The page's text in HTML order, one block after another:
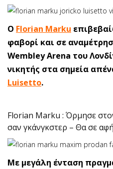
Ο Florian Marku
φαβορί και σε
Wembley Arena του
νικητής στα σημεία
Luisetto.
Florian Marku : Όρμησε
σαν γκάνγκστερ – Θα σε
Με μεγάλη ένταση